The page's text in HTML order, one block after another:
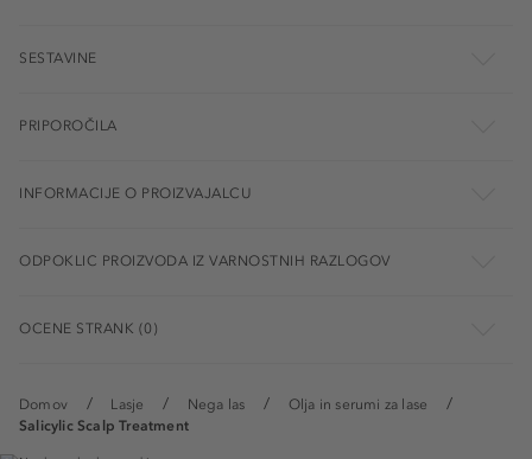
Domov Lasje Nega las
Olja in serumi za lase
Salicylic Scalp Treatment
SESTAVINE
PRIPOROČILA
INFORMACIJE O PROIZVAJALCU
ODPOKLIC PROIZVODA IZ VARNOSTNIH RAZLOGOV
OCENE STRANK (0)